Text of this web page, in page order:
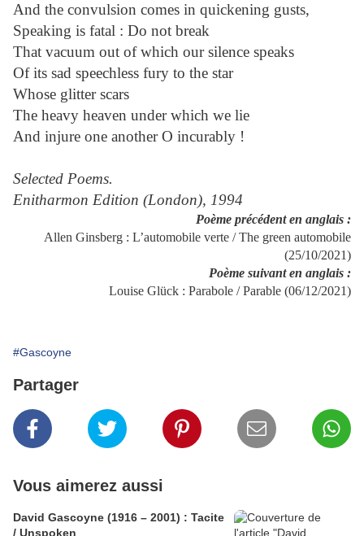
And the convulsion comes in quickening gusts,
Speaking is fatal : Do not break
That vacuum out of which our silence speaks
Of its sad speechless fury to the star
Whose glitter scars
The heavy heaven under which we lie
And injure one another O incurably !
Selected Poems.
Enitharmon Edition (London), 1994
Poème précédent en anglais :
Allen Ginsberg : L’automobile verte / The green automobile
(25/10/2021)
Poème suivant en anglais :
Louise Glück : Parabole / Parable (06/12/2021)
#Gascoyne
Partager
Vous aimerez aussi
David Gascoyne (1916 – 2001) : Tacite
/ Unspoken